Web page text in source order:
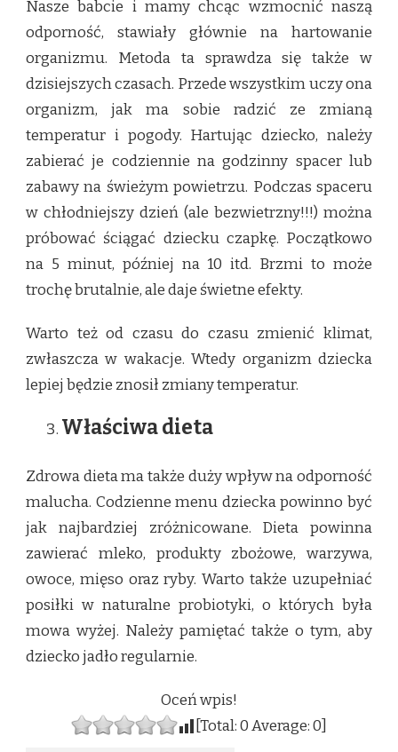
Nasze babcie i mamy chcąc wzmocnić naszą
odporność, stawiały głównie na hartowanie
organizmu. Metoda ta sprawdza się także w
dzisiejszych czasach. Przede wszystkim uczy ona
organizm, jak ma sobie radzić ze zmianą
temperatur i pogody. Hartując dziecko, należy
zabierać je codziennie na godzinny spacer lub
zabawy na świeżym powietrzu. Podczas spaceru
w chłodniejszy dzień (ale bezwietrzny!!!) można
próbować ściągać dziecku czapkę. Początkowo
na 5 minut, później na 10 itd. Brzmi to może
trochę brutalnie, ale daje świetne efekty.
Warto też od czasu do czasu zmienić klimat,
zwłaszcza w wakacje. Wtedy organizm dziecka
lepiej będzie znosił zmiany temperatur.
Właściwa dieta
Zdrowa dieta ma także duży wpływ na odporność
malucha. Codzienne menu dziecka powinno być
jak najbardziej zróżnicowane. Dieta powinna
zawierać mleko, produkty zbożowe, warzywa,
owoce, mięso oraz ryby. Warto także uzupełniać
posiłki w naturalne probiotyki, o których była
mowa wyżej. Należy pamiętać także o tym, aby
dziecko jadło regularnie.
Oceń wpis!
[Total:0Average:0]